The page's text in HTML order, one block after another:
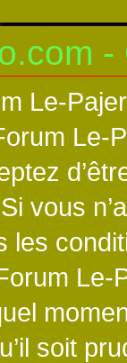
Le-
Le-
vous
les
soit